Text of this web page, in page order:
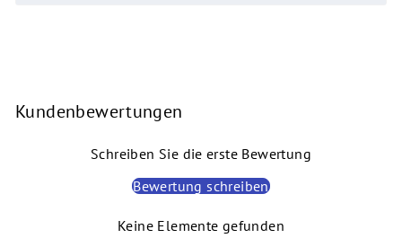
Kundenbewertungen
Schreiben Sie die erste Bewertung
Bewertung schreiben
Keine Elemente gefunden